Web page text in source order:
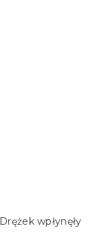
wpłynęły